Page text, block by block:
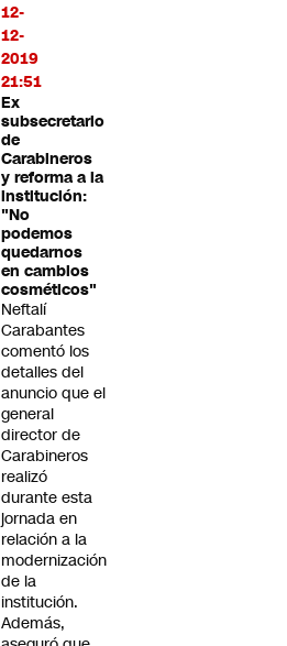
12-
12-
2019
21:51
Ex
subsecretario
de
Carabineros
y reforma a la
institución:
"No
podemos
quedarnos
en cambios
cosméticos"
Neftalí
Carabantes
comentó los
detalles del
anuncio que el
general
director de
Carabineros
realizó
durante esta
jornada en
relación a la
modernización
de la
institución.
Además,